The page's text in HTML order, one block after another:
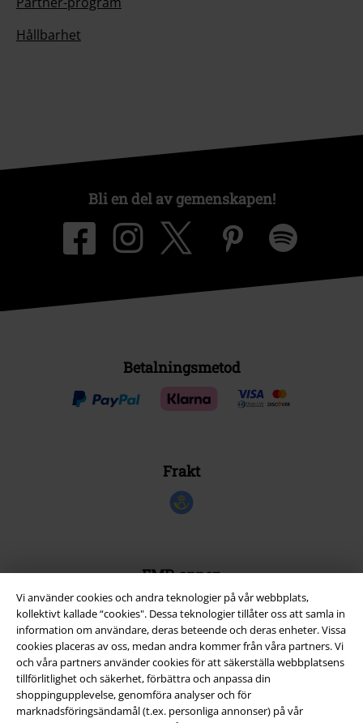
Vi använder cookies och andra teknologier på vår webbplats,
kollektivt kallade “cookies". Dessa teknologier tillåter oss att samla in
information om användare, deras beteende och deras enheter. Vissa
cookies placeras av oss, medan andra kommer från våra partners. Vi
och våra partners använder cookies för att säkerställa webbplatsens
tillförlitlighet och säkerhet, förbättra och anpassa din
shoppingupplevelse, genomföra analyser och för
marknadsföringsändamål (t.ex. personliga annonser) på vår
Partner-program
Hållbarhet
Bli en del av gemenskapen!
Betalningsmetod
Frakt
Ladda ner EMP-appen nu och ta del av många fördelar!
A Warner Music Group Company